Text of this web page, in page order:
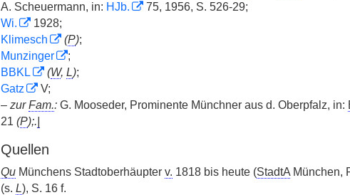
A. Scheuermann, in: HJb.
75, 1956, S. 526-29;
Wi.
1928;
Klimesch
(P);
Munzinger
;
BBKL
(W, L);
Gatz
V;
– zurFam.:G. Mooseder, Prominente Münchner aus d. Oberpfalz, in:
21 (P);.
Quellen
QuMünchens Stadtoberhäupter v. 1818 bis heute (StadtAMünchen,
(s. L), S. 16 f.